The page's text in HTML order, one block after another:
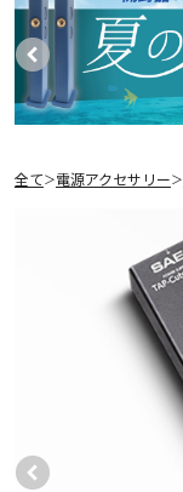
全て＞電源アクセサリー＞